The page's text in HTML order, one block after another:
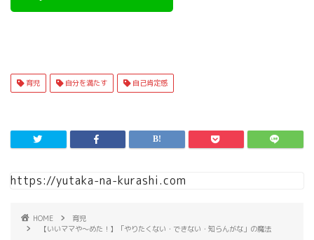
育児 自分を満たす 自己肯定感
https://yutaka-na-kurashi.com
HOME
育児
【いいママや〜めた！】「やりたくない・できない・知らんがな」の魔法